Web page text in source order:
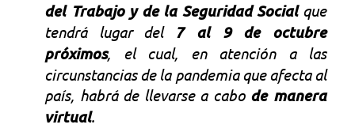
del Trabajo y de la Seguridad Socialque
tendrá lugar del 7 al 9 de octubre
próximos, el cual, en atención a las
circunstancias de la pandemia que afecta al
país, habrá de llevarse a cabo de manera
virtual.